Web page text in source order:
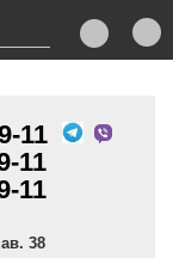
11
11
11
38